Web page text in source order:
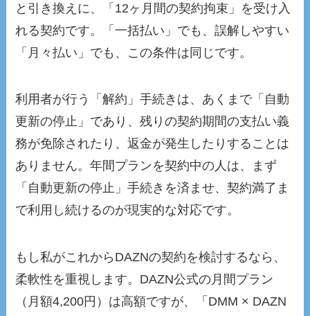
と引き換えに、「12ヶ月間の契約拘束」を受け入
れる契約です。「一括払い」でも、誤解しやすい
「月々払い」でも、この条件は同じです。
利用者が行う「解約」手続きは、あくまで「自動
更新の停止」であり、残りの契約期間の支払い義
務が免除されたり、返金が発生したりすることは
ありません。年間プランを契約中の人は、まず
「自動更新の停止」手続きを済ませ、契約満了ま
で利用し続けるのが現実的な対応です。
もし私がこれからDAZNの契約を検討するなら、
柔軟性を重視します。DAZN公式の月間プラン
（月額4,200円）は高額ですが、「DMM × DAZN